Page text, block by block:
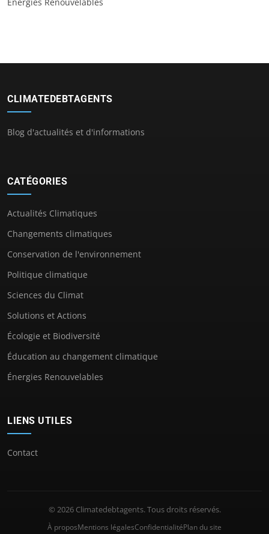
CLIMATEDEBTAGENTS
Blog d'actualités et d'informations
CATÉGORIES
Actualités Climatiques
Changements climatiques
Conservation de l'environnement
Politique climatique
Sciences du Climat
Solutions et Actions
Écologie et Biodiversité
Éducation au changement climatique
Énergies Renouvelables
LIENS UTILES
Contact
© 2026 Climatedebtagents. Tous droits réservés.
À proposMentions légalesConfidentialitéPlan du site